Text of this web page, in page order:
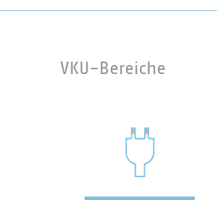
VKU-Bereiche